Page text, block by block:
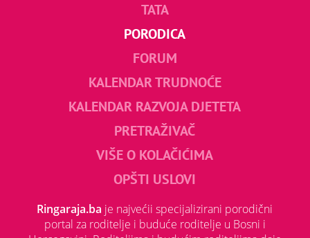
TATA
PORODICA
FORUM
KALENDAR TRUDNOĆE
KALENDAR RAZVOJA DJETETA
PRETRAŽIVAČ
VIŠE O KOLAČIĆIMA
OPŠTI USLOVI
Ringaraja.ba je najvećii specijalizirani porodični
portal za roditelje i buduće roditelje u Bosni i